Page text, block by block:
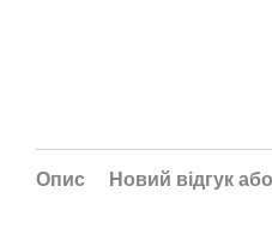
Опис Новий відгук